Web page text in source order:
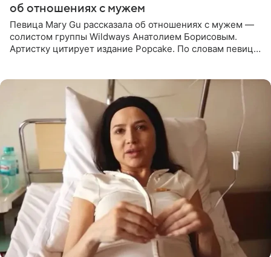
об отношениях с мужем
Певица Mary Gu рассказала об отношениях с мужем —
солистом группы Wildways Анатолием Борисовым.
Артистку цитирует издание Popcake. По словам певицы,